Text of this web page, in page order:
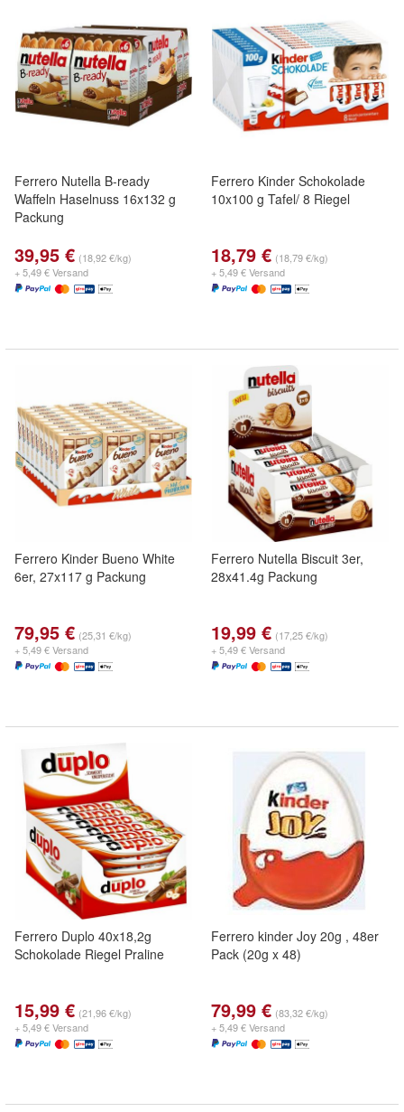
Ferrero Nutella B-ready
Waffeln Haselnuss 16x132 g
Packung
39,95 € (18,92 €/kg)
+ 5,49 € Versand
Ferrero Kinder Schokolade
10x100 g Tafel/ 8 Riegel
18,79 € (18,79 €/kg)
+ 5,49 € Versand
Ferrero Kinder Bueno White
6er, 27x117 g Packung
79,95 € (25,31 €/kg)
+ 5,49 € Versand
Ferrero Nutella Biscuit 3er,
28x41.4g Packung
19,99 € (17,25 €/kg)
+ 5,49 € Versand
Ferrero Duplo 40x18,2g
Schokolade Riegel Praline
15,99 € (21,96 €/kg)
+ 5,49 € Versand
Ferrero kinder Joy 20g , 48er
Pack (20g x 48)
79,99 € (83,32 €/kg)
+ 5,49 € Versand